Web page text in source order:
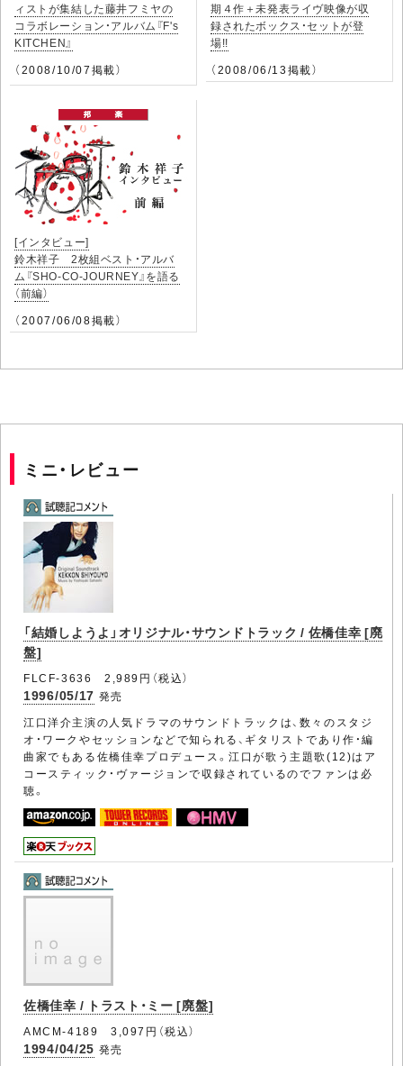
ィストが集結した藤井フミヤの
コラボレーション・アルバム『F's
KITCHEN』
（2008/10/07掲載）
期４作＋未発表ライヴ映像が収
録されたボックス・セットが登
場!!
（2008/06/13掲載）
[インタビュー]
鈴木祥子 2枚組ベスト・アルバ
ム『SHO-CO-JOURNEY』を語る
（前編）
（2007/06/08掲載）
ミニ・レビュー
「結婚しようよ」オリジナル・サウンドトラック / 佐橋佳幸 [廃
盤]
FLCF-3636 2,989円（税込）
1996/05/17 発売
江口洋介主演の人気ドラマのサウンドトラックは、数々のスタジ
オ・ワークやセッションなどで知られる、ギタリストであり作・編
曲家でもある佐橋佳幸プロデュース。江口が歌う主題歌(12)はア
コースティック・ヴァージョンで収録されているのでファンは必
聴。
佐橋佳幸 / トラスト・ミー [廃盤]
AMCM-4189 3,097円（税込）
1994/04/25 発売